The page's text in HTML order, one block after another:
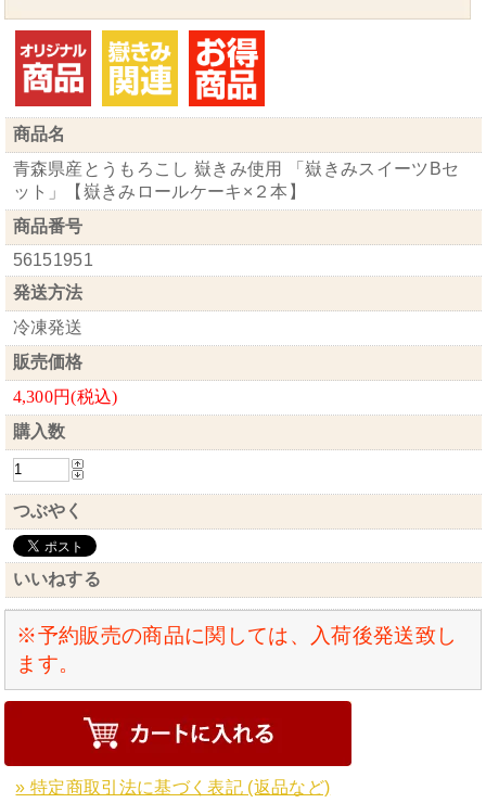
商品名
青森県産とうもろこし 嶽きみ使用 「嶽きみスイーツBセ
ット」【嶽きみロールケーキ×２本】
商品番号
56151951
発送方法
冷凍発送
販売価格
4,300円(税込)
購入数
つぶやく
いいねする
※予約販売の商品に関しては、入荷後発送致し
ます。
» 特定商取引法に基づく表記 (返品など)